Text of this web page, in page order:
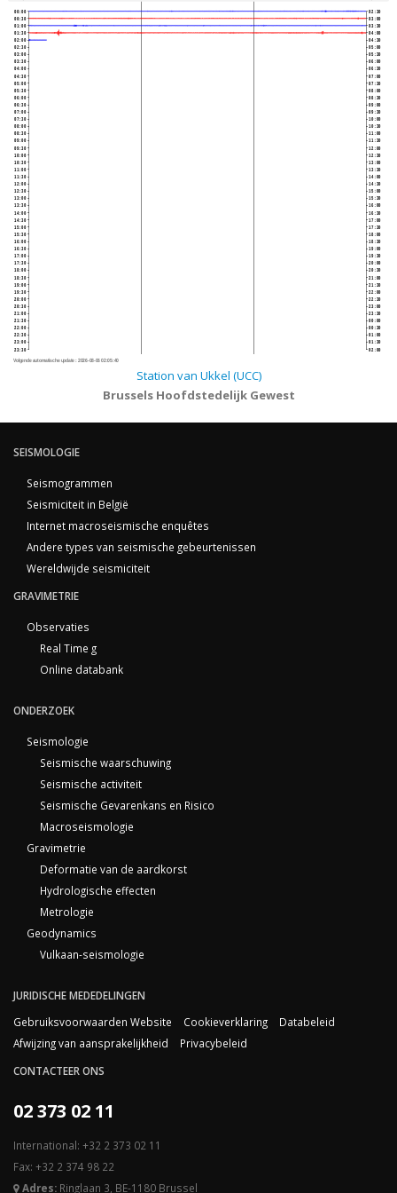
00:00
00:30
01:00
01:30
02:00
02:30
03:00
03:30
04:00
04:30
05:00
05:30
06:00
06:30
07:00
07:30
08:00
08:30
09:00
09:30
10:00
10:30
11:00
11:30
12:00
12:30
13:00
13:30
14:00
14:30
15:00
15:30
16:00
16:30
17:00
17:30
18:00
18:30
19:00
19:30
20:00
20:30
21:00
21:30
22:00
22:30
23:00
23:30
02:30
03:00
03:30
04:00
04:30
05:00
05:30
06:00
06:30
07:00
07:30
08:00
08:30
09:00
09:30
10:00
10:30
11:00
11:30
12:00
12:30
13:00
13:30
14:00
14:30
15:00
15:30
16:00
16:30
17:00
17:30
18:00
18:30
19:00
19:30
20:00
20:30
21:00
21:30
22:00
22:30
23:00
23:30
00:00
00:30
01:00
01:30
02:00
Volgende automatische update : 2026-08-06 02:05:40
Station van Ukkel (UCC)
Brussels Hoofdstedelijk Gewest
SEISMOLOGIE
Seismogrammen
Seismiciteit in België
Internet macroseismische enquêtes
Andere types van seismische gebeurtenissen
Wereldwijde seismiciteit
GRAVIMETRIE
Observaties
Real Time g
Online databank
ONDERZOEK
Seismologie
Seismische waarschuwing
Seismische activiteit
Seismische Gevarenkans en Risico
Macroseismologie
Gravimetrie
Deformatie van de aardkorst
Hydrologische effecten
Metrologie
Geodynamics
Vulkaan-seismologie
JURIDISCHE MEDEDELINGEN
Gebruiksvoorwaarden Website
Cookieverklaring
Databeleid
Afwijzing van aansprakelijkheid
Privacybeleid
CONTACTEER ONS
02 373 02 11
International: +32 2 373 02 11
Fax: +32 2 374 98 22
Adres: Ringlaan 3, BE-1180 Brussel